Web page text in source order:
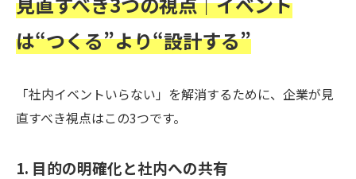
は“つくる”より“設計する”
「社内イベントいらない」を解消するために、企業が見
直すべき視点はこの3つです。
1. 目的の明確化と社内への共有